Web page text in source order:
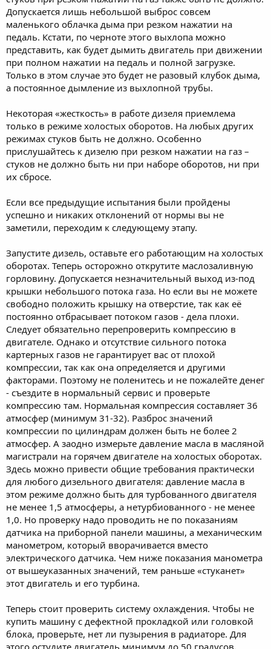
Допускается лишь небольшой выброс совсем
маленького облачка дыма при резком нажатии на
педаль. Кстати, по черноте этого выхлопа можно
представить, как будет дымить двигатель при движении
при полном нажатии на педаль и полной загрузке.
Только в этом случае это будет не разовый клубок дыма,
а постоянное дымление из выхлопной трубы.
Некоторая «жесткость» в работе дизеля приемлема
только в режиме холостых оборотов. На любых других
режимах стуков быть не должно. Особенно
прислушайтесь к дизелю при резком нажатии на газ –
стуков не должно быть ни при наборе оборотов, ни при
их сбросе.
Если все предыдущие испытания были пройдены
успешно и никаких отклонений от нормы вы не
заметили, переходим к следующему этапу.
Запустите дизель, оставьте его работающим на холостых
оборотах. Теперь осторожно открутите маслозаливную
горловину. Допускается незначительный выход из-под
крышки небольшого потока газа. Но если вы не можете
свободно положить крышку на отверстие, так как её
постоянно отбрасывает потоком газов - дела плохи.
Следует обязательно перепроверить компрессию в
двигателе. Однако и отсутствие сильного потока
картерных газов не гарантирует вас от плохой
компрессии, так как она определяется и другими
факторами. Поэтому не поленитесь и не пожалейте денег
- съездите в нормальный сервис и проверьте
компрессию там. Нормальная компрессия составляет 36
атмосфер (минимум 31-32). Разброс значений
компрессии по цилиндрам должен быть не более 2
атмосфер. А заодно измерьте давление масла в масляной
магистрали на горячем двигателе на холостых оборотах.
Здесь можно привести общие требования практически
для любого дизельного двигателя: давление масла в
этом режиме должно быть для турбованного двигателя
не менее 1,5 атмосферы, а нетурбиованного - не менее
1,0. Но проверку надо проводить не по показаниям
датчика на приборной панели машины, а механическим
манометром, который вворачивается вместо
электрического датчика. Чем ниже показания манометра
от вышеуказанных значений, тем раньше «стуканет»
этот двигатель и его турбина.
Теперь стоит проверить систему охлаждения. Чтобы не
купить машину с дефектной прокладкой или головкой
блока, проверьте, нет ли пузырения в радиаторе. Для
этого остудите двигатель минимум до 50 градусов,